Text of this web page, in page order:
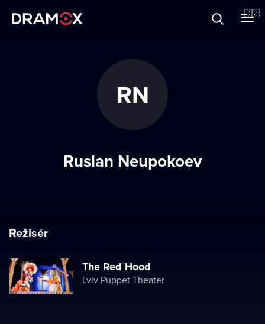
🇨🇿
RN
Ruslan Neupokoev
Režisér
The Red Hood
Lviv Puppet Theater